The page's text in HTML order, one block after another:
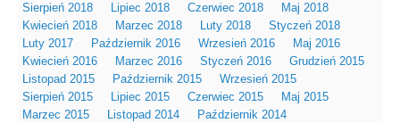
Sierpień 2018
Lipiec 2018 Czerwiec 2018
Maj 2018
Kwiecień 2018
Marzec 2018 Luty 2018
Styczeń 2018
Luty 2017
Październik 2016 Wrzesień 2016
Maj 2016
Kwiecień 2016
Marzec 2016 Styczeń 2016
Grudzień 2015
Listopad 2015
Październik 2015
Wrzesień 2015
Sierpień 2015
Lipiec 2015 Czerwiec 2015
Maj 2015
Marzec 2015
Listopad 2014
Październik 2014